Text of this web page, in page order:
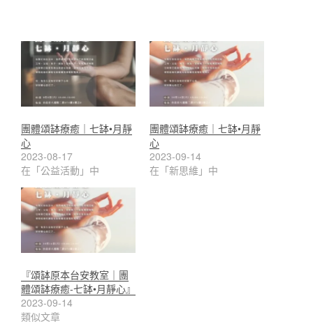
團體頌缽療癒｜七缽•月靜
心
2023-08-17
在「公益活動」中
團體頌缽療癒｜七缽•月靜
心
2023-09-14
在「新思維」中
『頌缽原本台安教室｜團
體頌缽療癒-七缽•月靜心』
2023-09-14
類似文章